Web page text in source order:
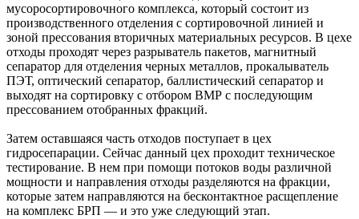
мусоросортировочного комплекса, который состоит из
производственного отделения с сортировочной линией и
зоной прессования вторичных материальных ресурсов. В цехе
отходы проходят через разрыватель пакетов, магнитный
сепаратор для отделения черных металлов, прокалыватель
ПЭТ, оптический сепаратор, баллистический сепаратор и
выходят на сортировку с отбором ВМР с последующим
прессованием отобранных фракций.
Затем оставшаяся часть отходов поступает в цех
гидросепарации. Сейчас данный цех проходит техническое
тестирование. В нем при помощи потоков воды различной
мощности и направления отходы разделяются на фракции,
которые затем направляются на бесконтактное расщепление
на комплекс БРП — и это уже следующий этап.